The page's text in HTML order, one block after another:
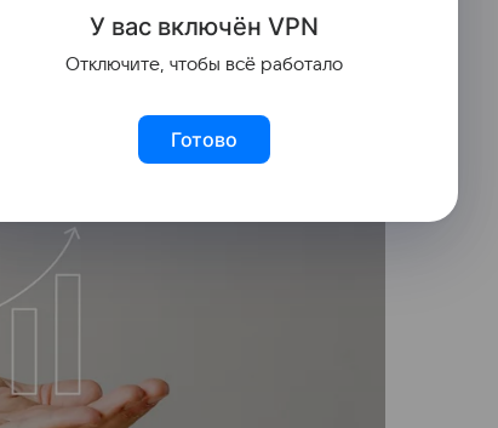
для развития
пользователи сервиса могут
У вас включён VPN
Отключите, чтобы всё работало
Готово